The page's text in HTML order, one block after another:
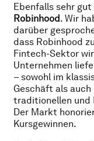
Ebenfalls sehr
Robinhood. Wir
darüber
dass Robinhood
Fintech-Sektor
Unternehmen
– sowohl im
Geschäft als auch
traditionellen und
Der Markt
Kursgewinnen.